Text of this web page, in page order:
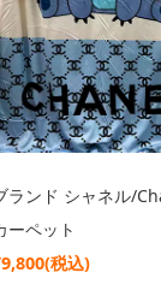
ランド シャネル/
ーペット
税込)